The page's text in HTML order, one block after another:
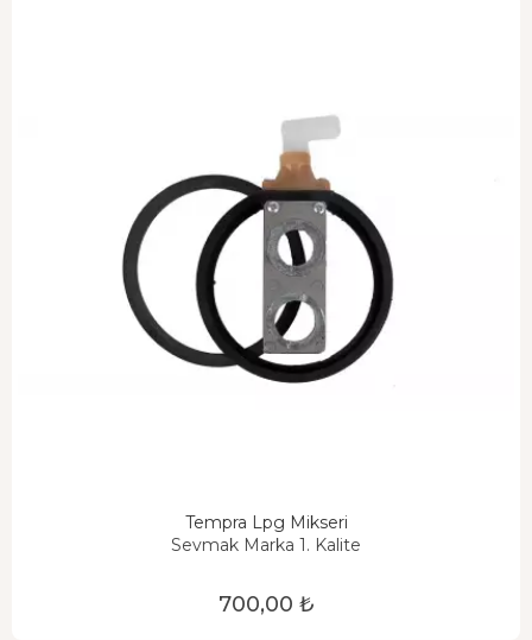
Tempra Lpg Mikseri
Sevmak Marka 1. Kalite
700,00 ₺